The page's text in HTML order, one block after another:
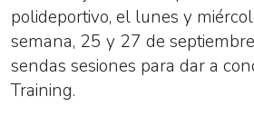
polideportivo, el lunes y
semana, 25 y 27 de
sendas sesiones para dar a
Training.